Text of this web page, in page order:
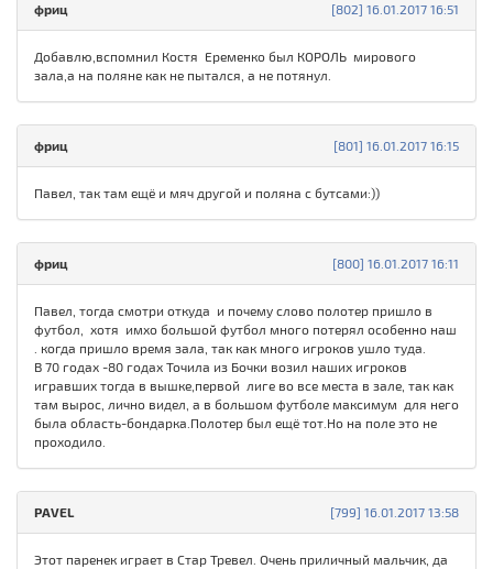
[802] 16.01.2017 16:51
фриц
Добавлю,вспомнил Костя Еременко был КОРОЛЬ мирового
зала,а на поляне как не пытался, а не потянул.
[801] 16.01.2017 16:15
фриц
Павел, так там ещё и мяч другой и поляна с бутсами:))
[800] 16.01.2017 16:11
фриц
Павел, тогда смотри откуда и почему слово полотер пришло в
футбол, хотя имхо большой футбол много потерял особенно наш
. когда пришло время зала, так как много игроков ушло туда.
В 70 годах -80 годах Точила из Бочки возил наших игроков
игравших тогда в вышке,первой лиге во все места в зале, так как
там вырос, лично видел, а в большом футболе максимум для него
была область-бондарка.Полотер был ещё тот.Но на поле это не
проходило.
[799] 16.01.2017 13:58
PAVEL
Этот паренек играет в Стар Тревел. Очень приличный мальчик, да